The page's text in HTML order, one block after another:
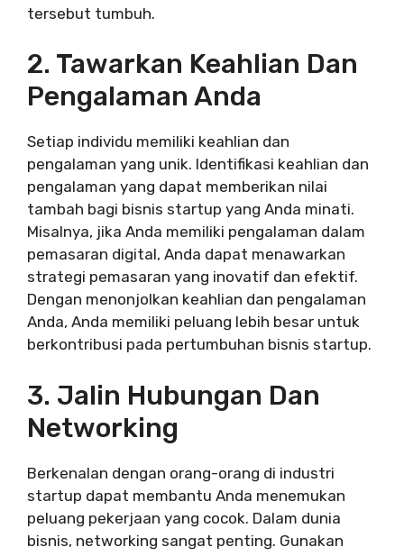
tersebut tumbuh.
2. Tawarkan Keahlian Dan
Pengalaman Anda
Setiap individu memiliki keahlian dan
pengalaman yang unik. Identifikasi keahlian dan
pengalaman yang dapat memberikan nilai
tambah bagi bisnis startup yang Anda minati.
Misalnya, jika Anda memiliki pengalaman dalam
pemasaran digital, Anda dapat menawarkan
strategi pemasaran yang inovatif dan efektif.
Dengan menonjolkan keahlian dan pengalaman
Anda, Anda memiliki peluang lebih besar untuk
berkontribusi pada pertumbuhan bisnis startup.
3. Jalin Hubungan Dan
Networking
Berkenalan dengan orang-orang di industri
startup dapat membantu Anda menemukan
peluang pekerjaan yang cocok. Dalam dunia
bisnis, networking sangat penting. Gunakan